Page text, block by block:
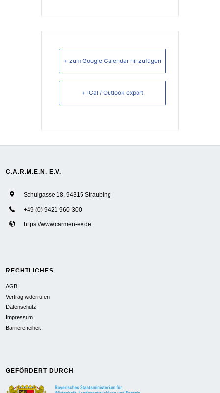
+ zum Google Calendar hinzufügen
+ iCal / Outlook export
C.A.R.M.E.N. E.V.
Schulgasse 18, 94315 Straubing
+49 (0) 9421 960-300
https://www.carmen-ev.de
RECHTLICHES
AGB
Vertrag widerrufen
Datenschutz
Impressum
Barrierefreiheit
GEFÖRDERT DURCH